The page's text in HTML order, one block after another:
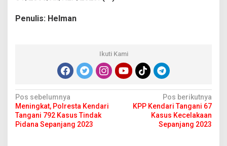
Penulis: Helman
Ikuti Kami
N
a
v
Pos sebelumnya
Meningkat, Polresta Kendari
Tangani 792 Kasus Tindak
Pidana Sepanjang 2023
Pos berikutnya
KPP Kendari Tangani 67
Kasus Kecelakaan
Sepanjang 2023